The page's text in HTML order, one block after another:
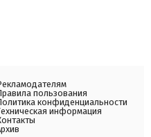
пользования
конфиденциальности
информация